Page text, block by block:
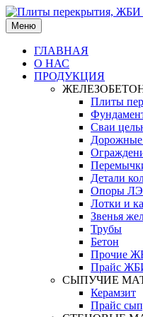
Меню
ГЛАВНАЯ
О НАС
ПРОДУКЦИЯ
Плиты
Сваи
Детали
Опоры
Лотки и
Звенья
Трубы
Бетон
Прочие
Прайс
СЫПУЧИЕ
Керамзит
Прайс